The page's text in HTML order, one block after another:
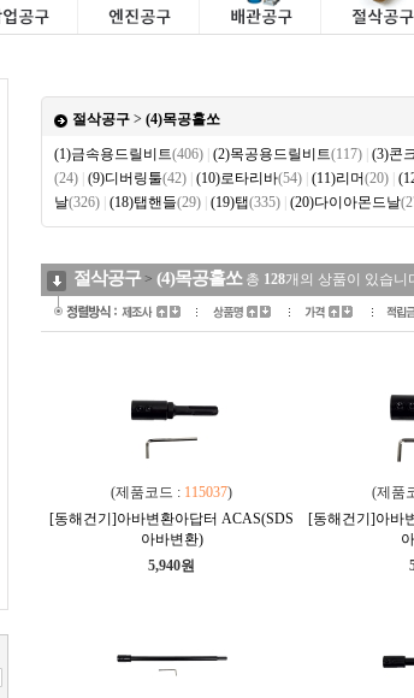
절삭공구 > (4)목공홀쏘
(1)금속용드릴비트(406) (2)목공용드릴비트(117) (3)콘
(24) (9)디버링툴(42) (10)로타리바(54) (11)리머(20)
날(326) (18)탭핸들(29) (19)탭(335) (20)다이아몬드날
절삭공구> (4)목공홀쏘 총 128개의 상품이 있습니
(제품코드 : 115037)
[동해건기]아바변환아답터 ACAS(SDS
아바변환)
5,940원
(제품
[동해건기]아바